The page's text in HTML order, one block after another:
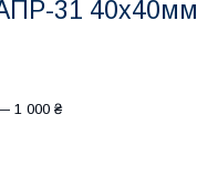
31 40х40мм
1 000 ₴